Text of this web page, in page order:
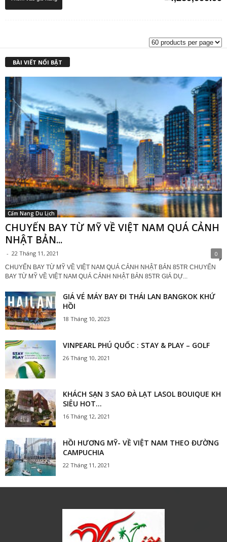
BÀI VIẾT NỔI BẬT
Cẩm Nang Du Lịch
CHUYẾN BAY TỪ MỸ VỀ VIỆT NAM QUÁ CẢNH
NHẬT BẢN...
- 22 Tháng 11, 2021 0
CHUYẾN BAY TỪ MỸ VỀ VIỆT NAM QUÁ CẢNH NHẬT BẢN 85TR CHUYẾN
BAY TỪ MỸ VỀ VIỆT NAM QUÁ CẢNH NHẬT BẢN 85TR GIÁ DỰ...
GIÁ VÉ MÁY BAY ĐI THÁI LAN BANGKOK KHỨ
HỒI
18 Tháng 10, 2023
VINPEARL PHÚ QUỐC : STAY & PLAY – GOLF
26 Tháng 10, 2021
KHÁCH SẠN 3 SAO ĐÀ LẠT LASOL BOUIQUE KH
SIÊU HOT...
16 Tháng 12, 2021
HỒI HƯƠNG MỸ- VỀ VIỆT NAM THEO ĐƯỜNG
CAMPUCHIA
22 Tháng 11, 2021